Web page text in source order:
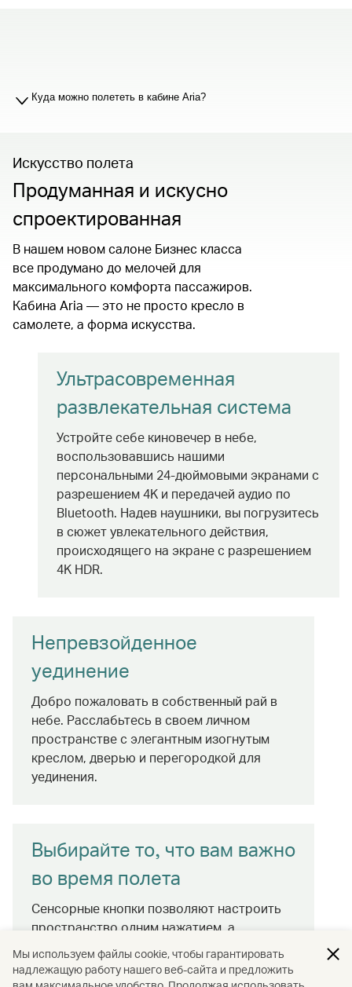
Куда можно полететь в кабине Aria?
Искусство полета
Продуманная и искусно
спроектированная
В нашем новом салоне Бизнес класса
все продумано до мелочей для
максимального комфорта пассажиров.
Кабина Aria — это не просто кресло в
самолете, а форма искусства.
Ультрасовременная
развлекательная система
Устройте себе киновечер в небе,
воспользовавшись нашими
персональными 24-дюймовыми экранами с
разрешением 4K и передачей аудио по
Bluetooth. Надев наушники, вы погрузитесь
в сюжет увлекательного действия,
происходящего на экране с разрешением
4K HDR.
Непревзойденное
уединение
Добро пожаловать в собственный рай в
небе. Расслабьтесь в своем личном
пространстве с элегантным изогнутым
креслом, дверью и перегородкой для
уединения.
Выбирайте то, что вам важно
во время полета
Сенсорные кнопки позволяют настроить
пространство одним нажатием, а
вспомогательные кнопки находятся в
пределах досягаемости даже в спальном
режиме. Настройте себе удобное
Мы используем файлы cookie, чтобы гарантировать
надлежащую работу нашего веб-сайта и предложить